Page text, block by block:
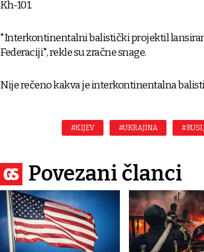
Kh-101.
"Interkontinentalni balistički projektil
Federaciji", rekle su zračne snage.
Nije rečeno kakva je interkontinentalna
#KIJEV #UKRAJINA
Povezani članci